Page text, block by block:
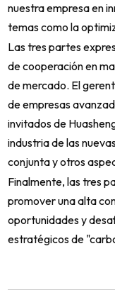
nuestra empresa en
temas como la
Las tres partes
de cooperación en
de mercado. El
de empresas
invitados de
industria de las
conjunta y otros
Finalmente, las tres
promover una alta
oportunidades y
estratégicos de